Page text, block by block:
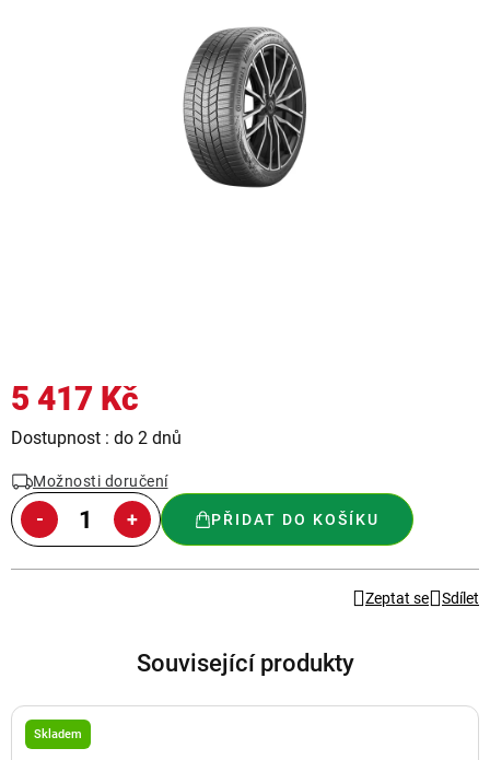
5 417 Kč
Měrná
Dostupnost : do 2 dnů
Možnosti doručení
PŘIDAT DO KOŠÍKU
Zeptat se Sdílet
Související produkty
Skladem